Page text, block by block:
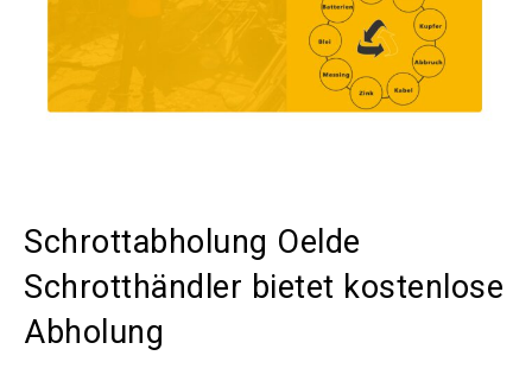
Schrottabholung Oelde
Schrotthändler bietet kostenlose
Abholung